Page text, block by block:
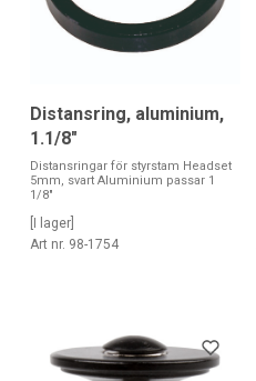
Distansring, aluminium,
1.1/8"
Distansringar för styrstam Headset
5mm, svart Aluminium passar 1
1/8"
[I lager]
Art nr. 98-1754